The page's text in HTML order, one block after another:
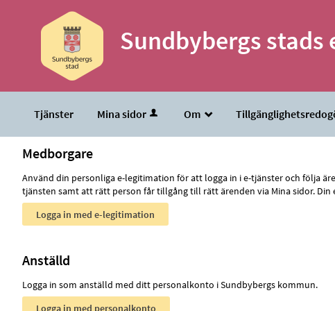
Välkommen
tjänster
Sundbybergs
Sundbybergs stads
Tjänster Mina sidor Om _
Medborgare
Använd din personliga e-legitimation för att logga in i e-tjänster och följa
tjänsten samt att rätt person får tillgång till rätt ärenden via Mina sidor.
Anställd
Logga in som anställd med ditt personalkonto i Sundbybergs kommun.